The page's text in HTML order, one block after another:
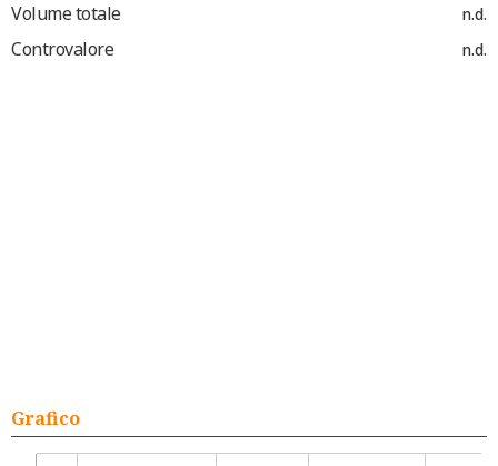
Volume totale n.d.
Controvalore n.d.
Grafico